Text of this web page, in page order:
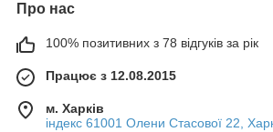
Про нас
100% позитивних з 78 відгуків за рік
Працює з 12.08.2015
м. Харків
індекс 61001 Олени Стасової 22,